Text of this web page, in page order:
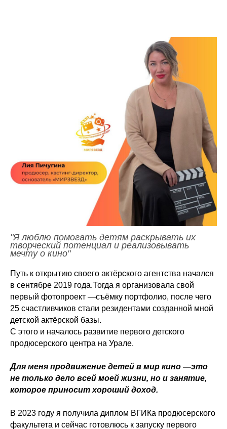
"Я люблю помогать детям раскрывать их
творческий потенциал и реализовывать
мечту о кино"
Путь к открытию своего актёрского агентства начался
в сентябре 2019 года.Тогда я организовала свой
первый фотопроект —съёмку портфолио, после чего
25 счастливчиков стали резидентами созданной мной
детской актёрской базы.
С этого и началось развитие первого детского
продюсерского центра на Урале.
Для меня продвижение детей в мир кино —это
не только дело всей моей жизни, но и занятие,
которое приносит хороший доход.
В 2023 году я получила диплом ВГИКа продюсерского
факультета и сейчас готовлюсь к запуску первого